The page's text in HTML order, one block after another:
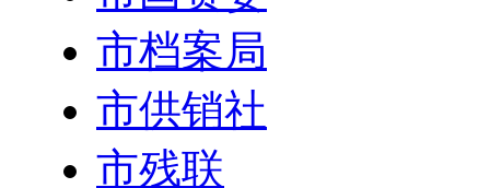
市档案局
市供销社
市残联